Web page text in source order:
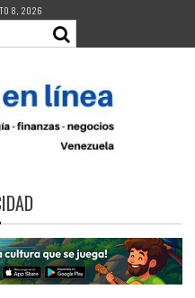
8, 2026